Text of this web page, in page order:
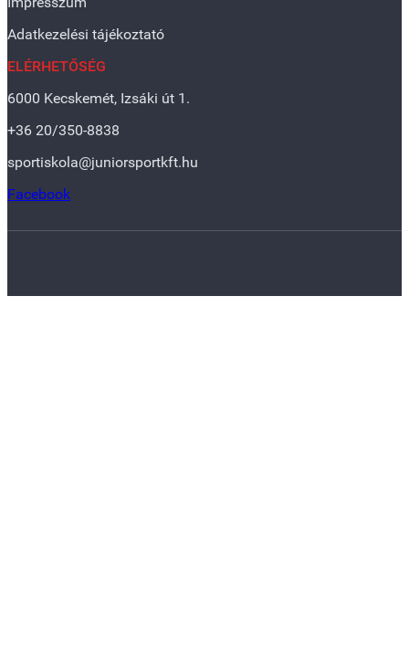
Adatkezelési tájékoztató
ELÉRHETŐSÉG
6000 Kecskemét, Izsáki út 1.
+36 20/350-8838
sportiskola@juniorsportkft.hu
Facebook